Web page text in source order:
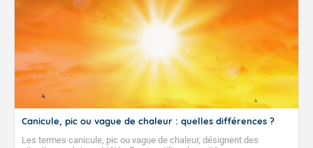
Canicule, pic ou vague de chaleur : quelles différences ?
Les termes canicule, pic ou vague de chaleur, désignent des